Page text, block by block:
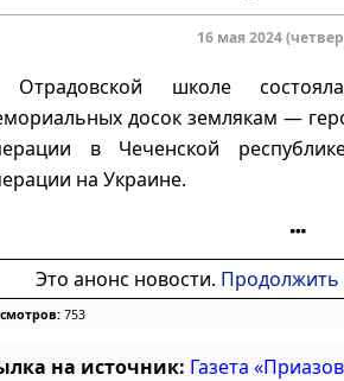
16 мая 2024
школе
досок землякам —
в Чеченской
на Украине.
Это анонс новости. Продолжить
753
на источник: Газета